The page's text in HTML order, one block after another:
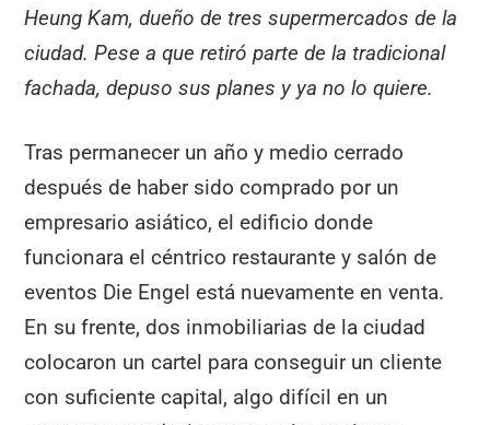
Heung Kam, dueño de tres supermercados de la
ciudad. Pese a que retiró parte de la tradicional
fachada, depuso sus planes y ya no lo quiere.
Tras permanecer un año y medio cerrado
después de haber sido comprado por un
empresario asiático, el edificio donde
funcionara el céntrico restaurante y salón de
eventos Die Engel está nuevamente en venta.
En su frente, dos inmobiliarias de la ciudad
colocaron un cartel para conseguir un cliente
con suficiente capital, algo difícil en un